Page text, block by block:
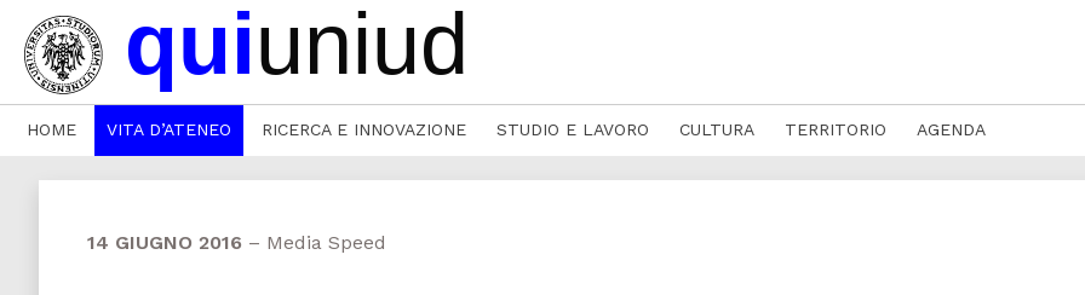
HOME VITA D’ATENEO RICERCA E INNOVAZIONE STUDIO E LAVORO CULTURA TERRITORIO AGENDA
14 GIUGNO 2016 – Media Speed